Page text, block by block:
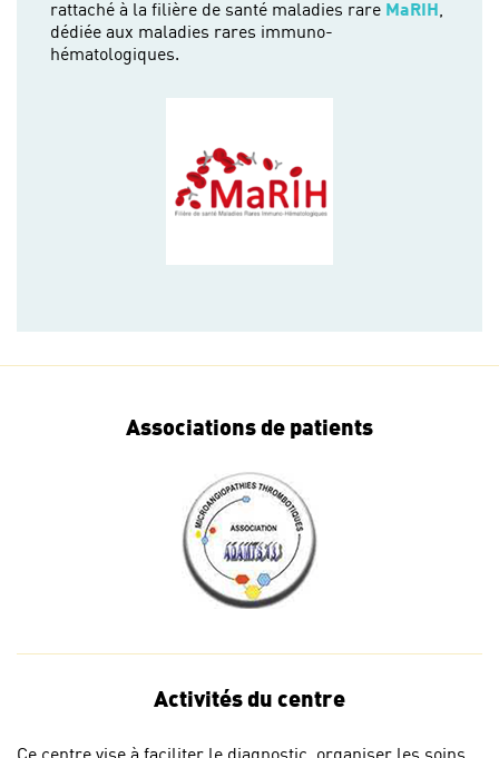
rattaché à la filière de santé maladies rare MaRIH
dédiée aux maladies rares immuno-
hématologiques.
Associations de patients
Activités du centre
Ce centre vise à faciliter le diagnostic, organiser les soins,